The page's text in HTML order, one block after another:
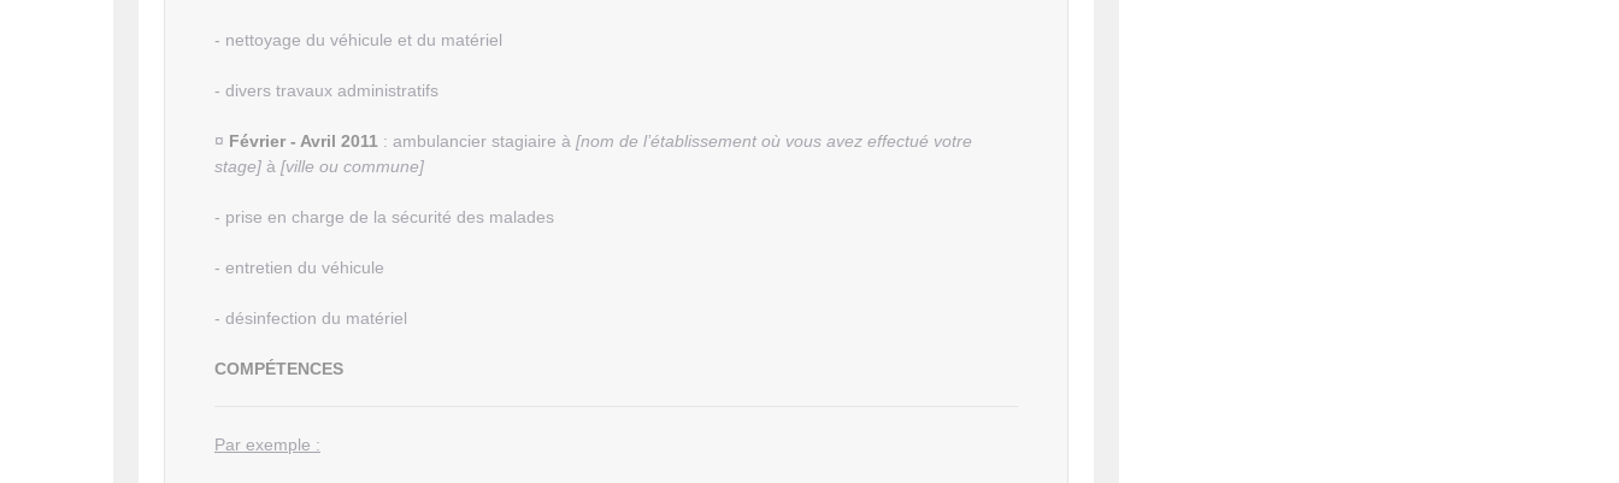
- nettoyage du véhicule et du matériel
- divers travaux administratifs
¤ Février - Avril 2011 : ambulancier stagiaire à [nom de l’établissement où vous avez effectué votre
stage] à [ville ou commune]
- prise en charge de la sécurité des malades
- entretien du véhicule
- désinfection du matériel
COMPÉTENCES
Par exemple :